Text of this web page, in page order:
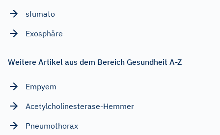
sfumato
Exosphäre
Weitere Artikel aus dem Bereich Gesundheit A-Z
Empyem
Acetylcholinesterase-Hemmer
Pneumothorax